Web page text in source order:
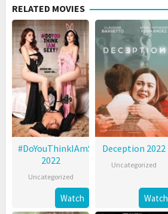
RELATED MOVIES
#DoYouThinkIAmSexy?
2022
Uncategorized
Watch
Deception 2022
Uncategorized
Watch